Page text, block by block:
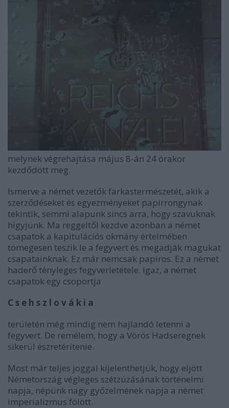
melynek végrehajtása május 8-án 24 órakor
kezdődött meg.
Ismerve a német vezetők farkastermészetét, akik a
szerződéseket és egyezményeket papírrongynak
tekintik, semmi alapunk sincs arra, hogy szavuknak
higyjünk. Ma reggeltől kezdve azonban a német
csapatok a kapitulációs okmány értelmében
tömegesen teszik le a fegyvert és megadják magukat
csapatainknak. Ez már nemcsak papiros. Ez a német
haderő tényleges fegyverletétele. Igaz, a német
csapatok egy csoportja
C s e h s z l o v á k i a
területén még mindig nem hajlandó letenni a
fegyvert. De remélem, hogy a Vörös Hadseregnek
sikerül észretérítenie.
Most már teljes joggal kijelenthetjük, hogy eljött
Németország végleges szétzúzásának történelmi
napja, népünk nagy győzelmének napja a német
imperializmus fölött.